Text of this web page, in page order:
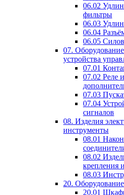
06.02
фильтры
06.03
06.04
06.05
07.
устройства
07.01
07.02 Реле
07.03
07.04
сигналов
08. Изделия
инструменты
08.01
08.02
крепления
08.03
20.
20.01